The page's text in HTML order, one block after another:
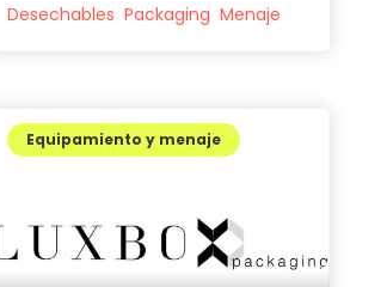
Desechables Packaging Menaje
Equipamiento y menaje